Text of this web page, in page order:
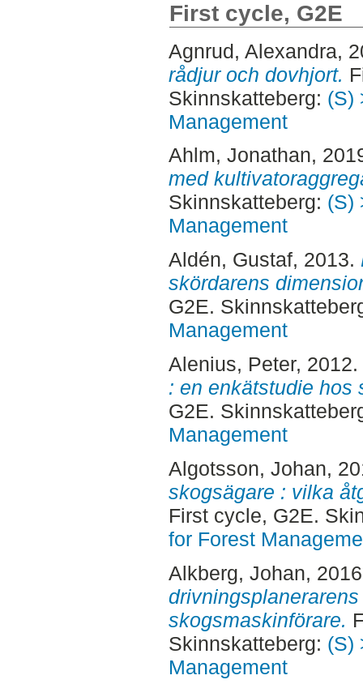
First cycle, G2E
Agnrud, Alexandra,
rådjur och dovhjort.
Skinnskatteberg: (S)
Management
Ahlm, Jonathan,
med
Skinnskatteberg: (S)
Management
Aldén, Gustaf, 2013.
skördarens
G2E.
Management
Alenius, Peter, 2012.
: en enkätstudie hos
G2E.
Management
Algotsson, Johan,
skogsägare : vilka
First cycle, G2E.
for Forest
Alkberg, Johan,
skogsmaskinförare.
Skinnskatteberg: (S)
Management